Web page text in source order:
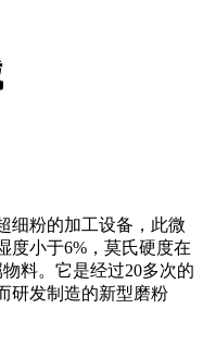
细粉的加工设备，此微
度小于6%，莫氏硬度在
料。它是经过20多次的
研发制造的新型磨粉